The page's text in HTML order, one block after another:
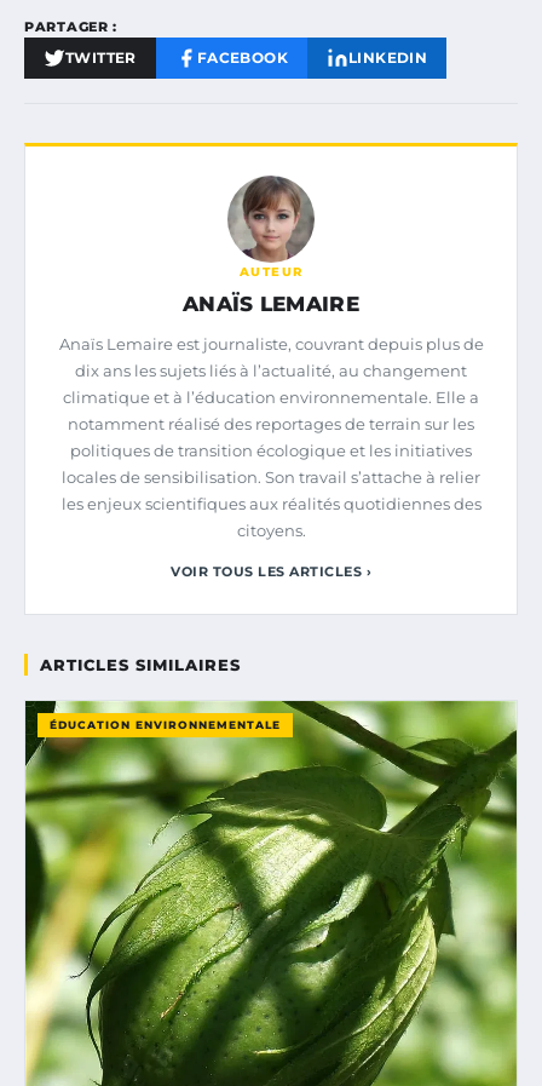
PARTAGER :
TWITTER FACEBOOK LINKEDIN
AUTEUR
ANAÏS LEMAIRE
Anaïs Lemaire est journaliste, couvrant depuis plus de
dix ans les sujets liés à l’actualité, au changement
climatique et à l’éducation environnementale. Elle a
notamment réalisé des reportages de terrain sur les
politiques de transition écologique et les initiatives
locales de sensibilisation. Son travail s’attache à relier
les enjeux scientifiques aux réalités quotidiennes des
citoyens.
VOIR TOUS LES ARTICLES ›
ARTICLES SIMILAIRES
ÉDUCATION ENVIRONNEMENTALE